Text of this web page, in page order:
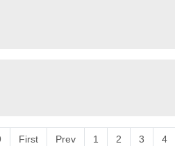
First Prev 1 2 3 4